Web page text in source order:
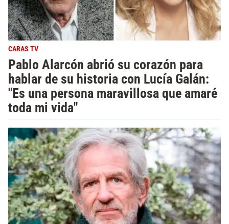
CARAS TV
Pablo Alarcón abrió su corazón para
hablar de su historia con Lucía Galán:
"Es una persona maravillosa que amaré
toda mi vida"